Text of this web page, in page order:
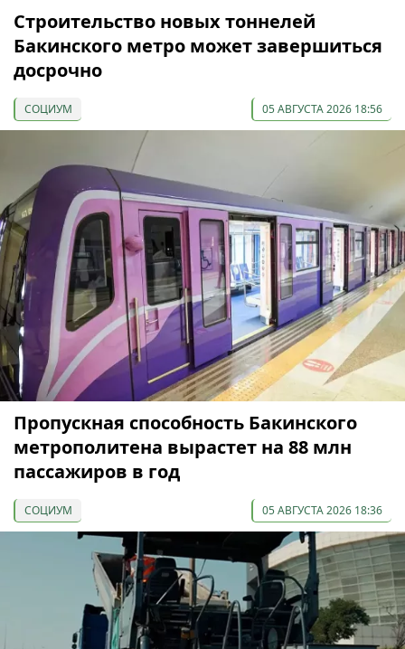
Строительство новых тоннелей
Бакинского метро может завершиться
досрочно
СОЦИУМ 05 АВГУСТА 2026 18:56
Пропускная способность Бакинского
метрополитена вырастет на 88 млн
пассажиров в год
СОЦИУМ 05 АВГУСТА 2026 18:36